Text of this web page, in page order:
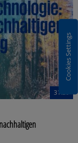
31:20
Cookies Settings